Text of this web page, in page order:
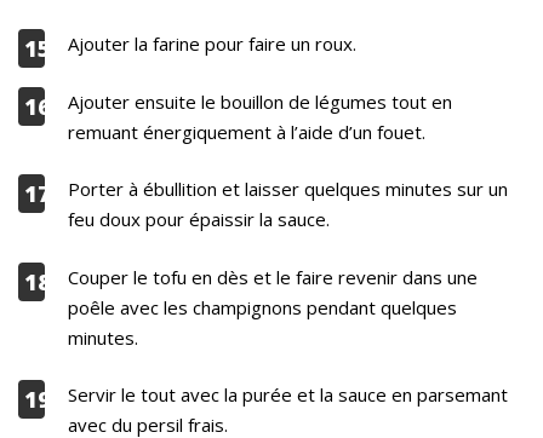
15 Ajouter la farine pour faire un roux.
16
Ajouter ensuite le bouillon de légumes tout en
remuant énergiquement à l’aide d’un fouet.
17
Porter à ébullition et laisser quelques minutes sur un
feu doux pour épaissir la sauce.
18
Couper le tofu en dès et le faire revenir dans une
poêle avec les champignons pendant quelques
minutes.
19
Servir le tout avec la purée et la sauce en parsemant
avec du persil frais.